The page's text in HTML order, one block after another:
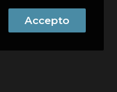
Accepto